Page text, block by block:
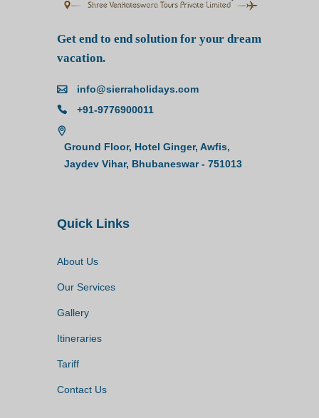
Get end to end solution for your dream
vacation.
info@sierraholidays.com
+91-9776900011
Ground Floor, Hotel Ginger, Awfis,
Jaydev Vihar, Bhubaneswar - 751013
Quick Links
About Us
Our Services
Gallery
Itineraries
Tariff
Contact Us